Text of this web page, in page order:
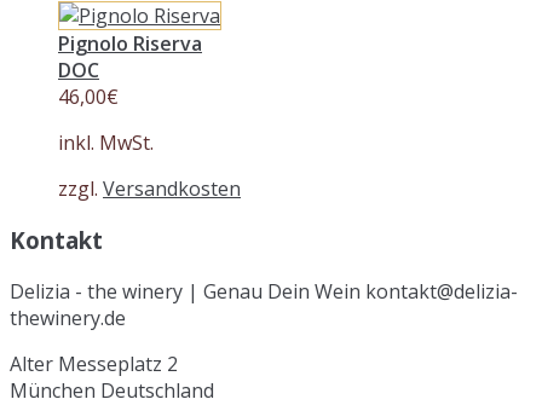
Pignolo Riserva
DOC
46,00€
inkl. MwSt.
zzgl. Versandkosten
Kontakt
Delizia - the winery | Genau Dein Wein kontakt@delizia-
thewinery.de
Alter Messeplatz 2
München Deutschland